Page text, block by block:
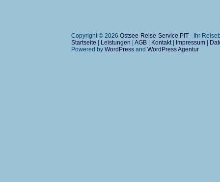
Copyright © 2026 Ostsee-Reise-Service PIT - Ihr
Startseite
Leistungen AGB Kontakt| Impressum
Powered by WordPress and WordPress Agentur